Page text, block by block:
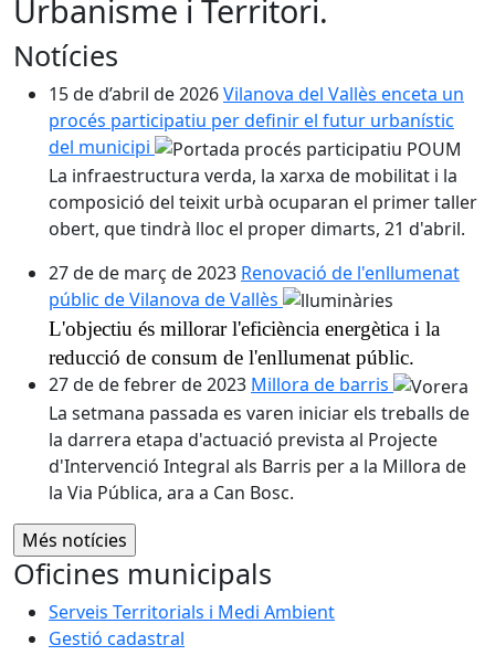
Urbanisme i Territori.
Notícies
15 de d’abril de 2026Vilanova del Vallès enceta un
procés participatiu per definir el futur urbanístic
del municipi
La infraestructura verda, la xarxa de mobilitat i la
composició del teixit urbà ocuparan el primer taller
obert, que tindrà lloc el proper dimarts, 21 d'abril.
27 de de març de 2023 Renovació de l'enllumenat
públic de Vilanova de Vallès
L'objectiu és millorar l'eficiència energètica i la
reducció de consum de l'enllumenat públic.
27 de de febrer de 2023 Millora de barris
La setmana passada es varen iniciar els treballs de
la darrera etapa d'actuació prevista al Projecte
d'Intervenció Integral als Barris per a la Millora de
la Via Pública, ara a Can Bosc.
Oficines municipals
Serveis Territorials i Medi Ambient
Gestió cadastral